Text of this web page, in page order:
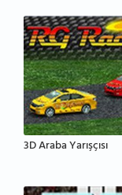
3D Araba Yarışçısı